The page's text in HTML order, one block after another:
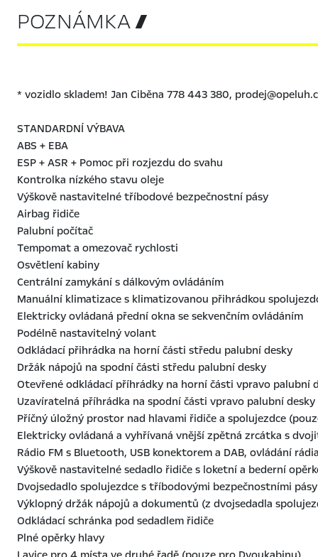
POZNÁMKA 
* vozidlo skladem! Jan Ciběna 778 443 380,
STANDARDNÍ VÝBAVA
ABS + EBA
ESP + ASR + Pomoc při rozjezdu do svahu
Kontrolka nízkého stavu oleje
Výškově nastavitelné tříbodové bezpečnostní pásy
Airbag řidiče
Palubní počítač
Tempomat a omezovač rychlosti
Osvětlení kabiny
Centrální zamykání s dálkovým ovládáním
Manuální klimatizace s klimatizovanou přihrádkou
Elektricky ovládaná přední okna se sekvenčním ovládáním
Podélně nastavitelný volant
Odkládací přihrádka na horní části středu palubní desky
Držák nápojů na spodní části středu palubní desky
Otevřené odkládací příhrádky na horní části vpravo palubní
Uzavíratelná příhrádka na spodní části vpravo palubní desky
Příčný úložný prostor nad hlavami řidiče a spolujezdce
Elektricky ovládaná a vyhřívaná vnější zpětná zrcátka s
Rádio FM s Bluetooth, USB konektorem a DAB, ovládání
Výškově nastavitelné sedadlo řidiče s loketní a bederní
Dvojsedadlo spolujezdce s tříbodovými bezpečnostními pásy
Výklopný držák nápojů a dokumentů (z dvojsedadla
Odkládací schránka pod sedadlem řidiče
Plné opěrky hlavy